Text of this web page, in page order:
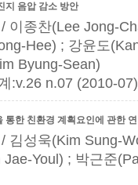
지 음압 감소 방안
/ 이종찬(Lee Jong-
Hee) ; 강윤도
Byung-Sean)
:v.26 n.07 (2010-07)
통한 친환경 계획요인에 관한
/ 김성욱(Kim Sung-
Youl) ; 박근준